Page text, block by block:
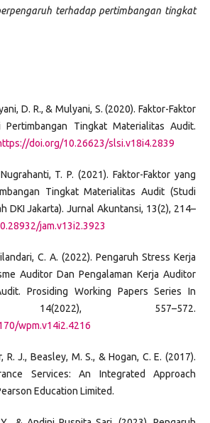
terhadap pertimbangan tingkat
D. R., & Mulyani, S. (2020). Faktor-Faktor
Pertimbangan Tingkat Materialitas Audit.
doi.org/10.26623/slsi.v18i4.2839
T. P. (2021). Faktor-Faktor yang
Tingkat Materialitas Audit (Studi
DKI Jakarta). Jurnal Akuntansi, 13(2), 214–
jam.v13i2.3923
C. A. (2022). Pengaruh Stress Kerja
Auditor Dan Pengalaman Kerja Auditor
Prosiding Working Papers Series In
14(2022), 557–572.
wpm.v14i2.4216
R. J., Beasley, M. S., & Hogan, C. E. (2017).
Services: An Integrated Approach
Education Limited.